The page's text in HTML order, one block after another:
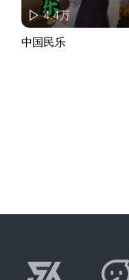
4.4万
中国民乐